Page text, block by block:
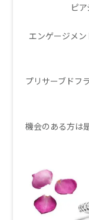
ピ
エンゲージメ
プリサーブドフ
機会のある方は